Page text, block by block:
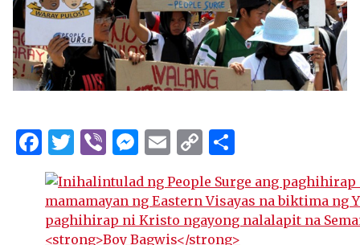
Facebook
Twitter
ViberMessenger
Email
Copy
Link